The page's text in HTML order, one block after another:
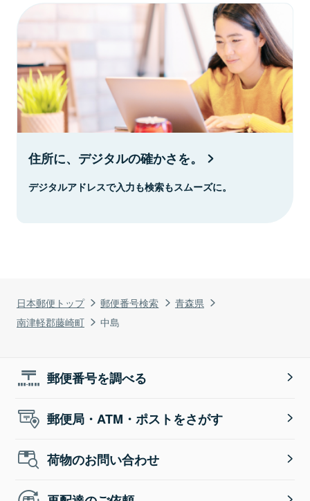
日本郵便トップ 郵便番号検索
青森県
南津軽郡藤崎町
中島
住所に、デジタルの確かさを。
デジタルアドレスで入力も検索もスムーズに。
郵便番号を調べる
郵便局・ATM・ポストをさがす
荷物のお問い合わせ